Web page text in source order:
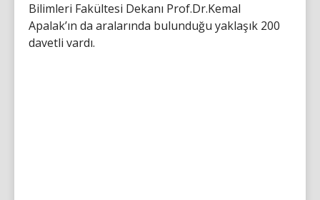
Bilimleri Fakültesi Dekanı Prof.Dr.Kemal
Apalak’ın da aralarında bulunduğu yaklaşık 200
davetli vardı.